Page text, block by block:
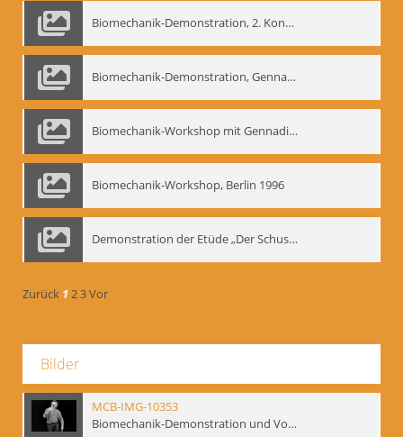
Biomechanik-Demonstration, 2. Kongress der EMF, Mai 1995
Biomechanik-Demonstration, Gennadij Bogdanow im Berliner Ensemble, 04.10.1991
Biomechanik-Workshop mit Gennadij Nikolajewitsch Bogdanow im Mime Centrum Berlin, 1991
Biomechanik-Workshop, Berlin 1996
Demonstration der Etüde „Der Schuss mit dem Bogen“ durch Gennadij Nikolajewitsch Bogdanow, Berlin 1991
Zurück 123Vor
Bilder
MCB-IMG-10353
Biomechanik-Demonstration und Vortrag, Berliner Ensemble, 04.10.1991